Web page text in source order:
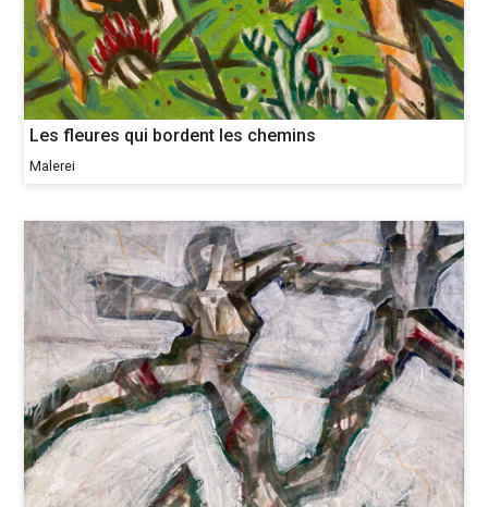
Les fleures qui bordent les chemins
Malerei